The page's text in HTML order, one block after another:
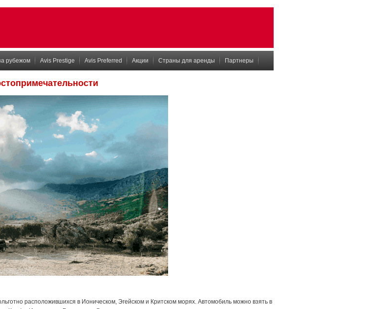
рубежом Avis Prestige Avis Preferred Акции Страны для аренды Партнеры
расположившихся в Ионическом, Эгейском и Критском морях. Автомобиль можно взять в